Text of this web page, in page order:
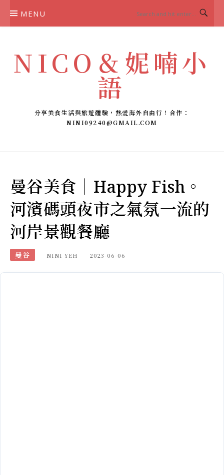
MENU
NICO＆妮喃小
語
分享美食生活與旅遊體驗，熱愛海外自由行！合作：
NINI09240@GMAIL.COM
曼谷美食｜Happy Fish。
河濱碼頭夜市之氣氛一流的
河岸景觀餐廳
曼谷 NINI YEH 2023-06-06